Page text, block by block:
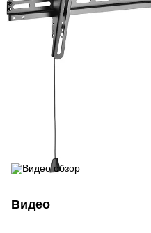
Видео